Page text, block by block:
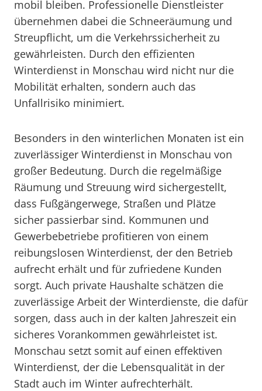
mobil bleiben. Professionelle Dienstleister
übernehmen dabei die Schneeräumung und
Streupflicht, um die Verkehrssicherheit zu
gewährleisten. Durch den effizienten
Winterdienst in Monschau wird nicht nur die
Mobilität erhalten, sondern auch das
Unfallrisiko minimiert.
Besonders in den winterlichen Monaten ist ein
zuverlässiger Winterdienst in Monschau von
großer Bedeutung. Durch die regelmäßige
Räumung und Streuung wird sichergestellt,
dass Fußgängerwege, Straßen und Plätze
sicher passierbar sind. Kommunen und
Gewerbebetriebe profitieren von einem
reibungslosen Winterdienst, der den Betrieb
aufrecht erhält und für zufriedene Kunden
sorgt. Auch private Haushalte schätzen die
zuverlässige Arbeit der Winterdienste, die dafür
sorgen, dass auch in der kalten Jahreszeit ein
sicheres Vorankommen gewährleistet ist.
Monschau setzt somit auf einen effektiven
Winterdienst, der die Lebensqualität in der
Stadt auch im Winter aufrechterhält.